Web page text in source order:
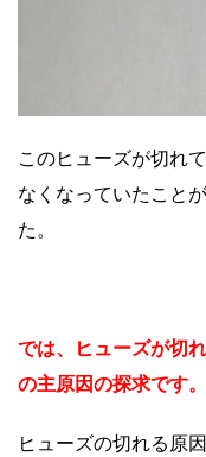
このヒューズが切れ
なくなっていたこと
た。
では、ヒューズが切
の主原因の探求です。
ヒューズの切れる原